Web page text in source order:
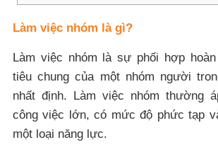
Làm việc nhóm là gì?
Làm việc nhóm là sự phối hợp
tiêu chung của một nhóm người
nhất định. Làm việc nhóm thường
công việc lớn, có mức độ phức tạp
một loại năng lực.